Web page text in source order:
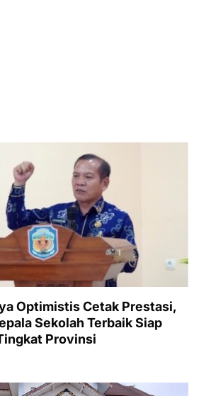
Optimistis Cetak Prestasi,
Sekolah Terbaik Siap
Provinsi